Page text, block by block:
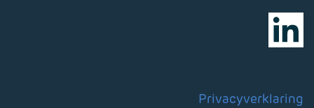
Privacyverklaring